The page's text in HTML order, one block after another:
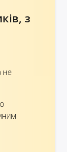
з
не